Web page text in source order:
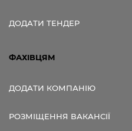
ДОДАТИ ТЕНДЕР
ФАХІВЦЯМ
ДОДАТИ КОМПАНІЮ
РОЗМІЩЕННЯ ВАКАНСІЇ